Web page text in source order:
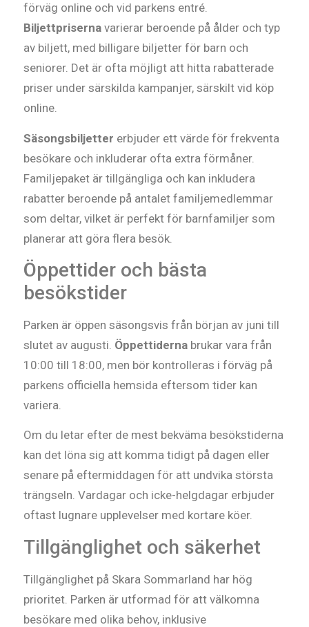
förväg online och vid parkens entré.
Biljettpriserna varierar beroende på ålder och typ
av biljett, med billigare biljetter för barn och
seniorer. Det är ofta möjligt att hitta rabatterade
priser under särskilda kampanjer, särskilt vid köp
online.
Säsongsbiljetter erbjuder ett värde för frekventa
besökare och inkluderar ofta extra förmåner.
Familjepaket är tillgängliga och kan inkludera
rabatter beroende på antalet familjemedlemmar
som deltar, vilket är perfekt för barnfamiljer som
planerar att göra flera besök.
Öppettider och bästa
besökstider
Parken är öppen säsongsvis från början av juni till
slutet av augusti. Öppettiderna brukar vara från
10:00 till 18:00, men bör kontrolleras i förväg på
parkens officiella hemsida eftersom tider kan
variera.
Om du letar efter de mest bekväma besökstiderna
kan det löna sig att komma tidigt på dagen eller
senare på eftermiddagen för att undvika största
trängseln. Vardagar och icke-helgdagar erbjuder
oftast lugnare upplevelser med kortare köer.
Tillgänglighet och säkerhet
Tillgänglighet på Skara Sommarland har hög
prioritet. Parken är utformad för att välkomna
besökare med olika behov, inklusive